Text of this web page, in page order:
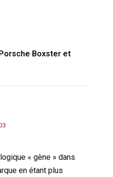
Boxster et
« gène » dans
en étant plus